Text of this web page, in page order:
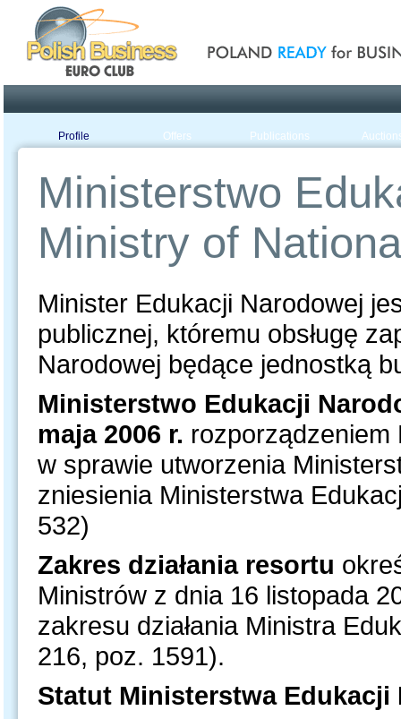
Profile Offers Publications
Ministerstwo
Ministry of
Minister Edukacji Narodowej
publicznej, któremu obsługę
Narodowej będące jednostką
Ministerstwo Edukacji
maja 2006 r. rozporządzeniem
w sprawie utworzenia
zniesienia Ministerstwa
532)
Zakres działania resortu
Ministrów z dnia 16 listopada
zakresu działania Ministra
216, poz. 1591).
Statut Ministerstwa Edukacji